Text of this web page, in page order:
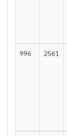
996 2561